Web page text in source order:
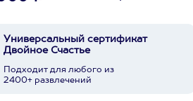
Универсальный сертификат
Двойное Счастье
Подходит для любого из
2400+ развлечений